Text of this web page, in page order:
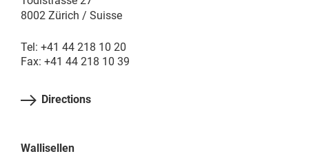
8002 Zürich / Suisse
Tel: +41 44 218 10 20
Fax: +41 44 218 10 39
Directions
Wallisellen